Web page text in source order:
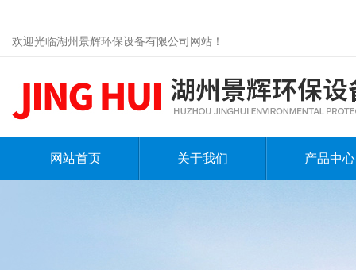
欢迎光临湖州景辉环保设备有限公司网站！
网站首页 关于我们 产品中心